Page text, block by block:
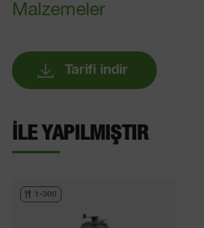
Malzemeler
Tarifi indir
İLE YAPILMIŞTIR
1-300